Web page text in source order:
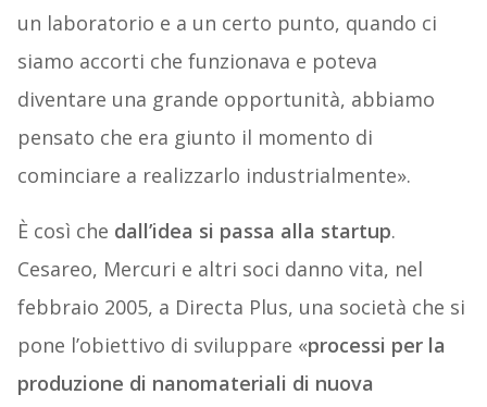
un laboratorio e a un certo punto, quando ci
siamo accorti che funzionava e poteva
diventare una grande opportunità, abbiamo
pensato che era giunto il momento di
cominciare a realizzarlo industrialmente».
È così che dall’idea si passa alla startup.
Cesareo, Mercuri e altri soci danno vita, nel
febbraio 2005, a Directa Plus, una società che si
pone l’obiettivo di sviluppare «processi per la
produzione di nanomateriali di nuova